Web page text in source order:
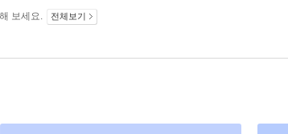
보세요. 전체보기